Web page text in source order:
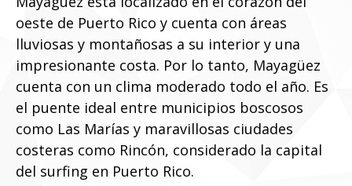
oeste de Puerto Rico y cuenta con áreas
lluviosas y montañosas a su interior y una
impresionante costa. Por lo tanto, Mayagüez
cuenta con un clima moderado todo el año. Es
el puente ideal entre municipios boscosos
como Las Marías y maravillosas ciudades
costeras como Rincón, considerado la capital
del surfing en Puerto Rico.